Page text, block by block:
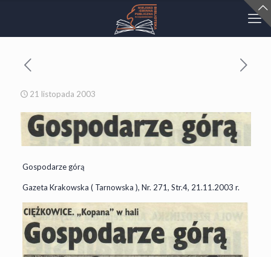
21 listopada 2003
Gospodarze górą
Gazeta Krakowska ( Tarnowska ), Nr. 271, Str.4, 21.11.2003 r.